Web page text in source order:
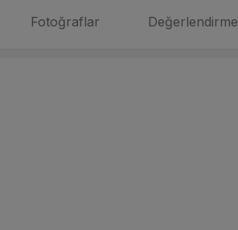
Fotoğraflar Değerlendirme